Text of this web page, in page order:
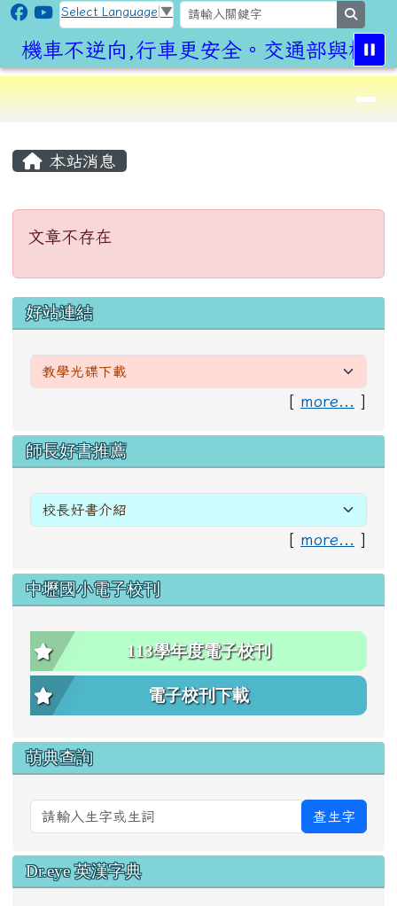
跳至主內容區
CLPS Site
Select Language ▼
機車不逆向,行車更安全。交通部與桃園
⏸
導覽列
本站消息
文章不存在
左邊區域內容
好站連結
[ more... ]
右邊區域內容
師長好書推薦
[ more... ]
中壢國小電子校刊
113學年度電子校刊
電子校刊下載
萌典查詢
查生字
Dr.eye 英漢字典